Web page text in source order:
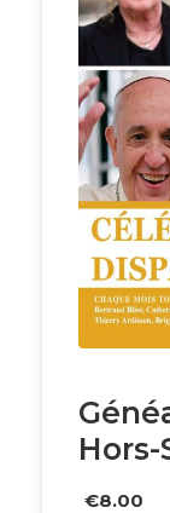
Hors-
€8.00